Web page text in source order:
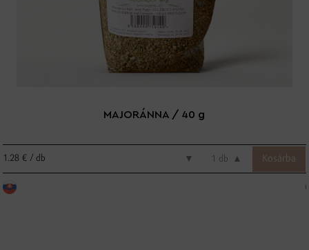
MAJORÁNNA / 40 g
1.28 € / db ▼ db ▲